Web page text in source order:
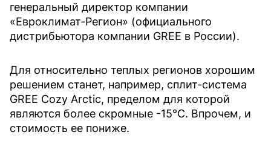
генеральный директор компании
«Евроклимат-Регион» (официального
дистрибьютора компании GREE в России).
Для относительно теплых регионов хорошим
решением станет, например, сплит-система
GREE Cozy Arctic, пределом для которой
являются более скромные -15°C. Впрочем, и
стоимость ее пониже.